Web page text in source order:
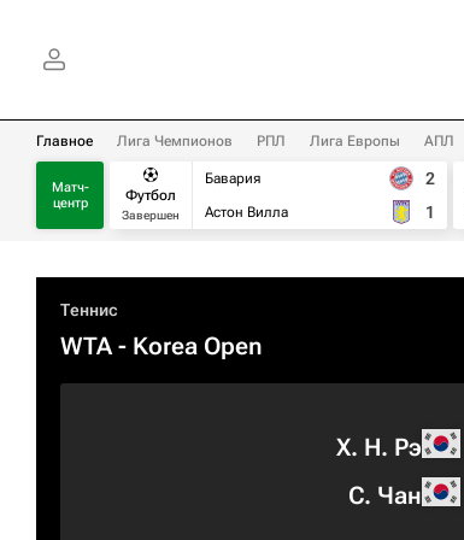
Главное Лига Чемпионов РПЛ Лига Европы АПЛ
Матч-
центр
Футбол
Завершен
Бавария
Астон Вилла
2
1
Теннис
WTA- Korea Open
Х. Н. Рэ
С. Чан